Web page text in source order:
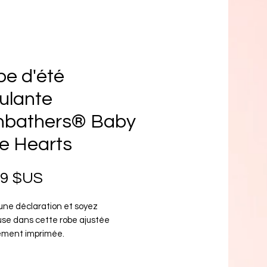
d'été
Baby
Hearts
$US
déclaration et soyez
dans cette robe ajustée
imprimée.